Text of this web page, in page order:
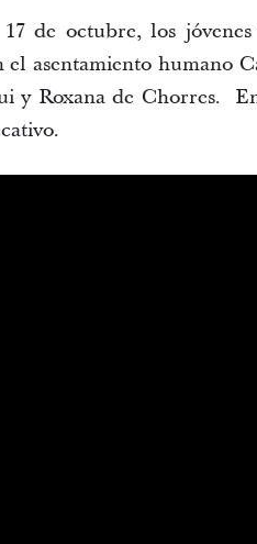
de octubre, los
el asentamiento humano
y Roxana de Chorres.